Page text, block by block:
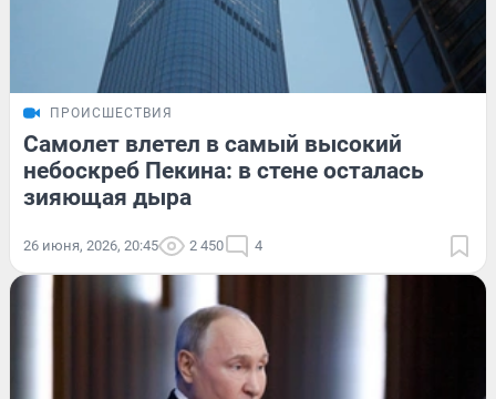
ПРОИСШЕСТВИЯ
Самолет влетел в самый высокий
небоскреб Пекина: в стене осталась
зияющая дыра
26 июня, 2026, 20:45 2 450 4